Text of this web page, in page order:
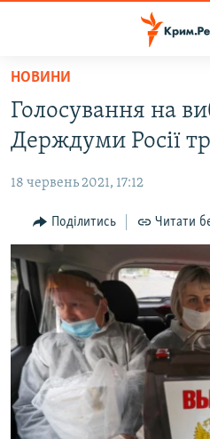
Перейти
основного
матеріалу
Перейти
до
навігації
Перейти
до
пошуку
ВОДА.КРИМ
ВІДЕО ТА ФОТО
ПОЛІТИКА
БЛОГИ
ПОГЛЯД
ІНТЕРВ'Ю
ВСЕ ЗА ДЕНЬ
СПЕЦПРОЕКТИ
ДЕПОРТАЦІЯ
ВІДЕОУРОКИ «ELIFBE»
ЯК ОБІЙТИ БЛОКУВАННЯ
Русский
НОВИНИ
Голосування на
Держдуми Росії
18 червень 2021, 17:12
Поділитись Читати